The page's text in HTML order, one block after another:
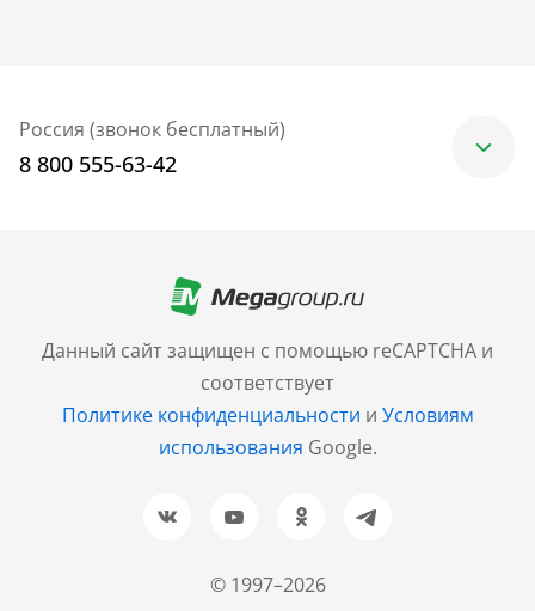
© 1997–2026
Данный сайт защищен с помощью reCAPTCHA и
соответствует
Политике конфиденциальности и Условиям
использования Google.
Россия (звонок бесплатный)
8 800 555-63-42
+7 (499) 705-30-10
Санкт-Петербург
+7 (812) 600-77-33
Барнаул
+7 (961) 999-93-93
Новосибирск